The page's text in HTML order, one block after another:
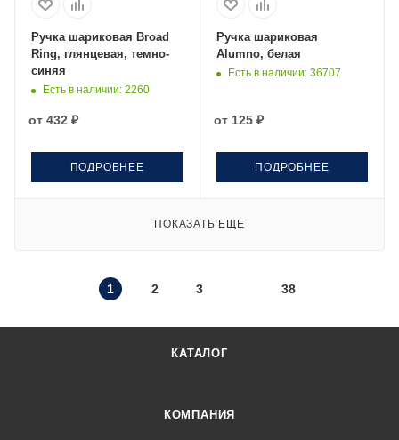
Ручка шариковая Broad
Ring, глянцевая, темно-
синяя
Есть в наличии: 2260
от 432 ₽
ПОДРОБНЕЕ
Ручка шариковая
Alumno, белая
Есть в наличии: 36707
от 125 ₽
ПОДРОБНЕЕ
ПОКАЗАТЬ ЕЩЕ
1 2 3 38
КАТАЛОГ
КОМПАНИЯ